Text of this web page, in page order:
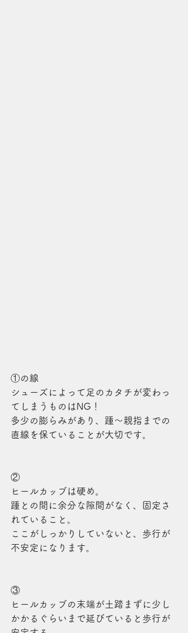
①の線
シューズによって足のカタチが変わっ
てしまうものはNG！
多少の膨らみがあり、踵～親指までの
直線を保ていることが大切です。
②
ヒールカッブは硬め。
踵との間に余分な隙間がなく、固定さ
れていること。
ここがしっかりしていないと、歩行が
不安定になります。
③
ヒールカッブの末端が土踏まずに少し
かかるぐらいまで延びていると歩行が